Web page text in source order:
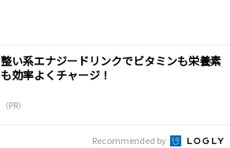
整い系エナジードリンクでビタミンも栄養素
も効率よくチャージ！
（PR）
Recommended by